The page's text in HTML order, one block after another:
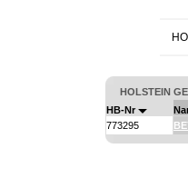
HOLSTEIN
HB-Nr
773295